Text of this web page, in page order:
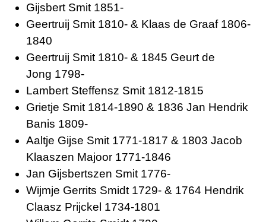
Gijsbert Smit 1851-
Geertruij Smit 1810- & Klaas de Graaf 1806-
1840
Geertruij Smit 1810- & 1845 Geurt de
Jong 1798-
Lambert Steffensz Smit 1812-1815
Grietje Smit 1814-1890 & 1836 Jan Hendrik
Banis 1809-
Aaltje Gijse Smit 1771-1817 & 1803 Jacob
Klaaszen Majoor 1771-1846
Jan Gijsbertszen Smit 1776-
Wijmje Gerrits Smidt 1729- & 1764 Hendrik
Claasz Prijckel 1734-1801